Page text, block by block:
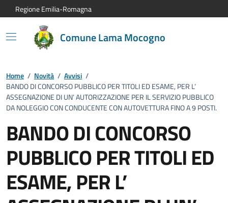
Vai al contenuto principale
Vai alla navigazione del sito
Vai al piede di pagina
Regione Emilia-Romagna
Comune Lama Mocogno
Home / Novità / Avvisi /
BANDO DI CONCORSO PUBBLICO PER TITOLI ED ESAME, PER L’
ASSEGNAZIONE DI UN’ AUTORIZZAZIONE PER IL SERVIZIO PUBBLICO
DA NOLEGGIO CON CONDUCENTE CON AUTOVETTURA FINO A 9 POSTI.
BANDO DI CONCORSO
PUBBLICO PER TITOLI ED
ESAME, PER L’